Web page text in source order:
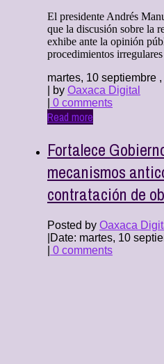
El presidente Andrés
que la discusión sobre la
exhibe ante la opinión
procedimientos
martes, 10 septiembre
| by Oaxaca Digital
0 comments
Read more
Fortalece
mecanismos
contratación de
Posted by Oaxaca
Date: martes, 10
0 comments